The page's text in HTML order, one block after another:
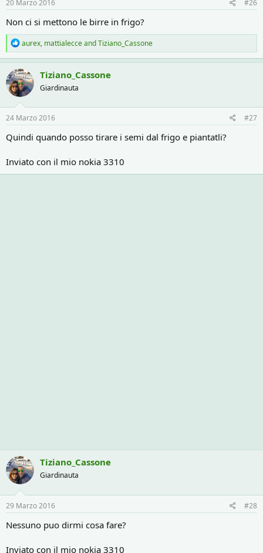
20 Marzo 2016 #26
Non ci si mettono le birre in frigo?
R
e
a
c
t
i
o
n
s
:
aurex, mattialecceandTiziano_Cassone
Tiziano_Cassone
Giardinauta
24 Marzo 2016 #27
Quindi quando posso tirare i semi dal frigo e piantatli?
Inviato con il mio nokia 3310
Tiziano_Cassone
Giardinauta
29 Marzo 2016 #28
Nessuno puo dirmi cosa fare?
Inviato con il mio nokia 3310